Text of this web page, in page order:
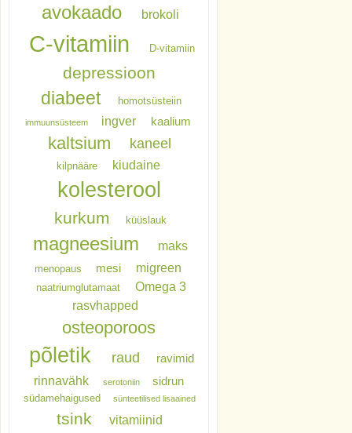
avokaado brokoli
C-vitamiin D-vitamiin
depressioon
diabeet homotsüsteiin
immuunsüsteem ingver kaalium
kaltsium kaneel
kilpnääre kiudaine
kolesterool
kurkum küüslauk
magneesium maks
menopaus mesi migreen
naatriumglutamaat
Omega 3
rasvhapped
osteoporoos
põletik raud ravimid
rinnavähk serotoniin sidrun
südamehaigused sünteetilised lisaained
tsink vitamiinid